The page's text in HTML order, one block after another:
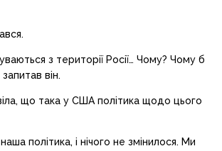
з території Росії… Чому? Чому б
він.
що така у США політика щодо цього
політика, і нічого не змінилося. Ми